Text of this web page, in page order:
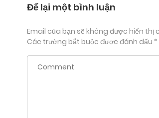
Để lại một bình luận
Email của bạn sẽ không được hiển thị
Các trường bắt buộc được đánh dấu *